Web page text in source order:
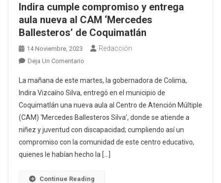
Indira cumple compromiso y entrega
aula nueva al CAM ‘Mercedes
Ballesteros’ de Coquimatlán
14 Noviembre, 2023 Redacción
Deja Un ComentarioEn
Cumple
Compromiso
Y
Entrega
Aula
Nueva
Al
La mañana de este martes, la gobernadora de Colima,
Indira Vizcaíno Silva, entregó en el municipio de
Coquimatlán una nueva aula al Centro de Atención Múltiple
(CAM) ‘Mercedes Ballesteros Silva’, donde se atiende a
niñez y juventud con discapacidad; cumpliendo así un
compromiso con la comunidad de este centro educativo,
quienes le habían hecho la […]
Continue Reading